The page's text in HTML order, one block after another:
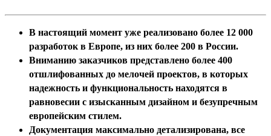
В настоящий момент уже реализовано более 12 000
разработок в Европе, из них более 200 в России.
Вниманию заказчиков представлено более 400
отшлифованных до мелочей проектов, в которых
надежность и функциональность находятся в
равновесии с изысканным дизайном и безупречным
европейским стилем.
Документация максимально детализирована, все